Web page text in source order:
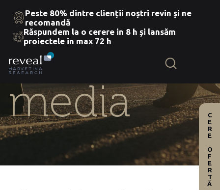
Skip
the
content
Peste 80% dintre clienții noștri revin și ne
recomandă
Răspundem la o cerere in 8 h și lansăm
proiectele in max 72 h
media
CERE OFERTĂ